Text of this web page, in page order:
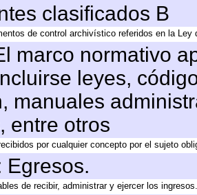
clasificados B
de control archivístico referidos en la
marco normativo
leyes,
manuales
entre otros
por cualquier concepto por el sujeto
Egresos.
de recibir, administrar y ejercer los ingresos.